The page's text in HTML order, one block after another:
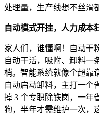
处理量，生产线想不丝滑
自动模式开挂，人力成本
家人们，谁懂啊！自动干
自动干活，吸附、卸料一
梢。智能系统就像个超靠
自动启动卸料，主打一个
掉 3 个专职除铁岗，一年
狗，半年才需维护一次，